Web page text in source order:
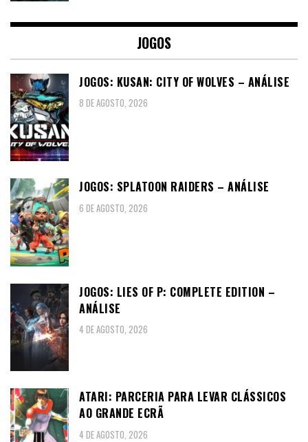
JOGOS
JOGOS: KUSAN: CITY OF WOLVES – ANÁLISE
8 DE AGOSTO, 2026
JOGOS: SPLATOON RAIDERS – ANÁLISE
6 DE AGOSTO, 2026
JOGOS: LIES OF P: COMPLETE EDITION –
ANÁLISE
4 DE AGOSTO, 2026
ATARI: PARCERIA PARA LEVAR CLÁSSICOS
AO GRANDE ECRÃ
4 DE AGOSTO, 2026